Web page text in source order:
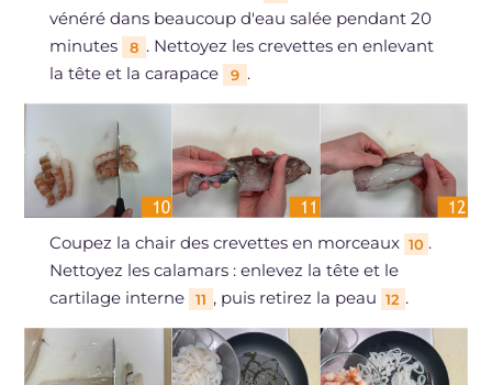
vénéré dans beaucoup d'eau salée pendant 20
minutes
8 . Nettoyez les crevettes en enlevant
la tête et la carapace
9 .
Coupez la chair des crevettes en morceaux 10 .
Nettoyez les calamars : enlevez la tête et le
cartilage interne
11 , puis retirez la peau 12 .